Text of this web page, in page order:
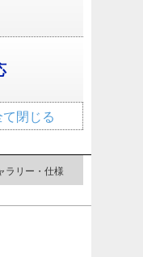
て閉じる
ラリー・仕様